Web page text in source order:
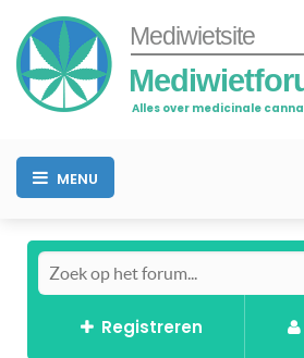
Mediwietsite
Alles over medicinale
MENU
Registreren